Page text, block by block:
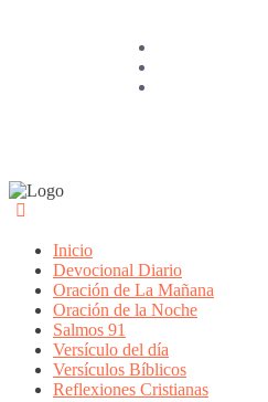
Inicio
Devocional Diario
Oración de La Mañana
Oración de la Noche
Salmos 91
Versículo del día
Versículos Bíblicos
Reflexiones Cristianas